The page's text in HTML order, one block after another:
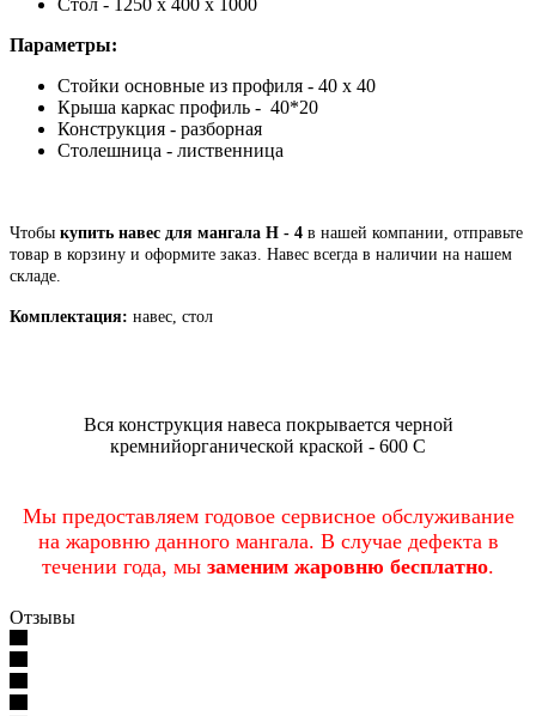
Параметры:
Стойки основные из профиля - 40 х 40
Крыша каркас профиль - 40*20
Конструкция - разборная
Столешница - лиственница
Чтобы купить навес для мангала Н - 4 в нашей компании, отправьте
товар в корзину и оформите заказ. Навес всегда в наличии на нашем
складе.
Комплектация: навес, стол
Вся конструкция навеса покрывается черной
кремнийорганической краской - 600 С
Мы предоставляем годовое сервисное обслуживание
на жаровню данного мангала. В случае дефекта в
течении года, мы заменим жаровню бесплатно.
Отзывы